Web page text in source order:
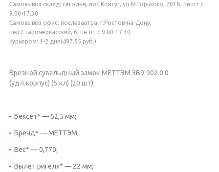
Самовывоз склад: сегодня, пос.Койсуг, ул.М.Горького, 701В, пн-пт с
9.00-17.30
Самовывоз офис: послезавтра, г.Ростов-на-Дону,
пер.Старочеркасский, 6, пн-пт с 9.00-17.30
Курьером: 1-2 дня(497.55 руб.)
Врезной сувальдный замок МЕТТЭМ ЗВ9 902.0.0
(удл.корпус) (5 кл) (20 шт)
Бексет* — 52,5 мм;
Бренд* — МЕТТЭМ;
Вес* — 0,770;
Вылет ригеля* — 22 мм;